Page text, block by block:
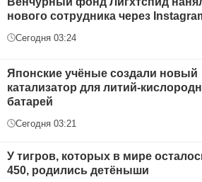
нового сотрудника через
Сегодня 03:24
Японские учёные создали новый
катализатор для литий-
батарей
Сегодня 03:21
У тигров, которых в мире
450, родились детёныши